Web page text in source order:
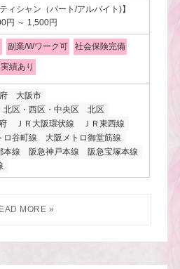
ティシャン（パート/アルバイト)】
円 ～ 1,500円
副業/Wワーク可 社会保険完備
績あり
大阪市
北区・西区・中央区
北区
ＪＲ大阪環状線
ＪＲ東西線
ロ谷町線
大阪メトロ御堂筋線
本線
阪急神戸本線
阪急宝塚本線